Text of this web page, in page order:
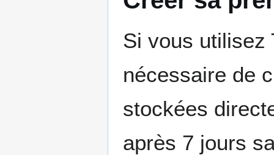
Si vous utilisez
nécessaire de
stockées
après 7 jours